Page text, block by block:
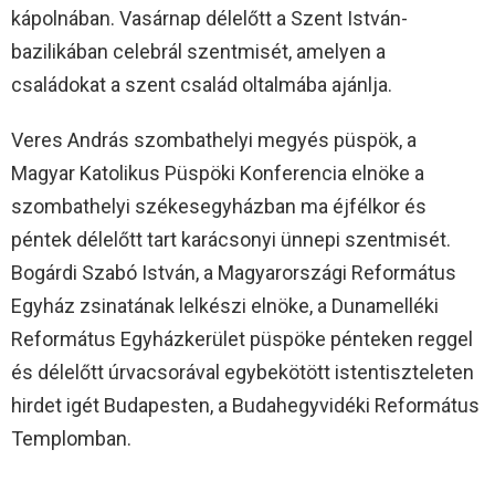
kápolnában. Vasárnap délelőtt a Szent István-
bazilikában celebrál szentmisét, amelyen a
családokat a szent család oltalmába ajánlja.
Veres András szombathelyi megyés püspök, a
Magyar Katolikus Püspöki Konferencia elnöke a
szombathelyi székesegyházban ma éjfélkor és
péntek délelőtt tart karácsonyi ünnepi szentmisét.
Bogárdi Szabó István, a Magyarországi Református
Egyház zsinatának lelkészi elnöke, a Dunamelléki
Református Egyházkerület püspöke pénteken reggel
és délelőtt úrvacsorával egybekötött istentiszteleten
hirdet igét Budapesten, a Budahegyvidéki Református
Templomban.